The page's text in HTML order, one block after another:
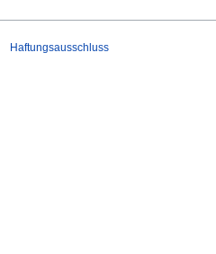
Haftungsausschluss